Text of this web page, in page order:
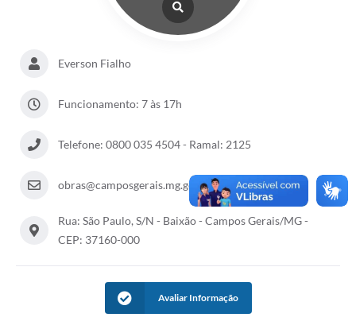
Everson Fialho
Funcionamento: 7 às 17h
Telefone: 0800 035 4504 - Ramal: 2125
obras@camposgerais.mg.gov.br
Rua: São Paulo, S/N - Baixão - Campos Gerais/MG -
CEP: 37160-000
Avaliar Informação